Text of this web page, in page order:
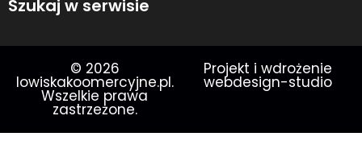
Szukaj w serwisie
© 2026
lowiskakoomercyjne.pl.
Wszelkie prawa
zastrzeżone.
Projekt i wdrożenie
webdesign-studio